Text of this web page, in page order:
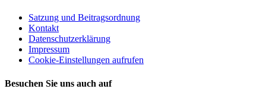
Satzung und Beitragsordnung
Kontakt
Datenschutzerklärung
Impressum
Cookie-Einstellungen aufrufen
Besuchen Sie uns auch auf